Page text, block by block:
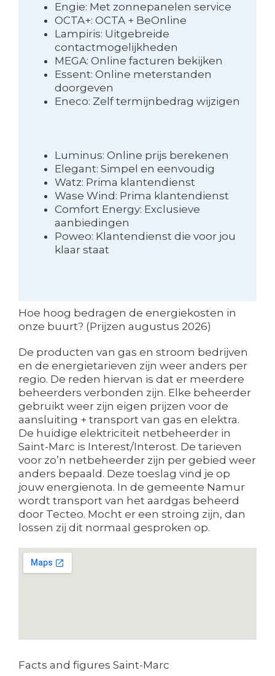
Engie: Met zonnepanelen service
OCTA+: OCTA + BeOnline
Lampiris: Uitgebreide
contactmogelijkheden
MEGA: Online facturen bekijken
Essent: Online meterstanden
doorgeven
Eneco: Zelf termijnbedrag wijzigen
Luminus: Online prijs berekenen
Elegant: Simpel en eenvoudig
Watz: Prima klantendienst
Wase Wind: Prima klantendienst
Comfort Energy: Exclusieve
aanbiedingen
Poweo: Klantendienst die voor jou
klaar staat
Hoe hoog bedragen de energiekosten in
onze buurt? (Prijzen augustus 2026)
De producten van gas en stroom bedrijven
en de energietarieven zijn weer anders per
regio. De reden hiervan is dat er meerdere
beheerders verbonden zijn. Elke beheerder
gebruikt weer zijn eigen prijzen voor de
aansluiting + transport van gas en elektra.
De huidige elektriciteit netbeheerder in
Saint-Marc is Interest/Interost. De tarieven
voor zo’n netbeheerder zijn per gebied weer
anders bepaald. Deze toeslag vind je op
jouw energienota. In de gemeente Namur
wordt transport van het aardgas beheerd
door Tecteo. Mocht er een stroing zijn, dan
lossen zij dit normaal gesproken op.
Facts and figures Saint-Marc